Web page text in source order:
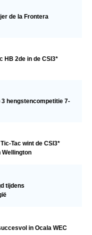
de la Frontera
HB 2de in de CSI3*
hengstencompetitie 7-
Tac wint de CSI3*
Wellington
tijdens
in Ocala WEC